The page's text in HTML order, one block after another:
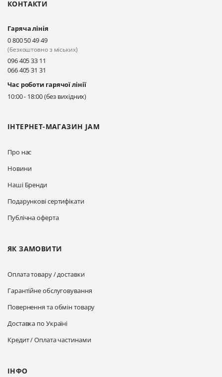
ІНТЕРНЕТ-МАГАЗИН JAM
Про нас
Новини
Наші Бренди
Подарункові сертифікати
Публічна оферта
ЯК ЗАМОВИТИ
Оплата товару / доставки
Гарантійне обслуговування
Повернення та обмін товару
Доставка по Україні
Кредит / Оплата частинами
ІНФО
КОНТАКТИ
Гаряча лінія
0 800 50 49 49
(безкоштовно з міських)
096 405 33 11
066 405 31 31
Час роботи гарячої лінії
10:00 - 18:00 (без вихідних)